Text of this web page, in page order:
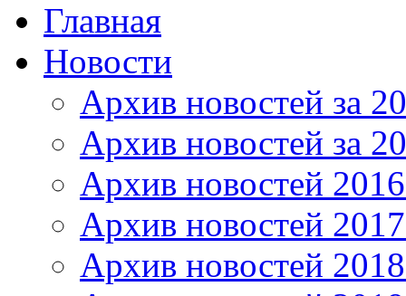
Главная
Новости
Архив новостей за
Архив новостей за
Архив новостей
Архив новостей
Архив новостей